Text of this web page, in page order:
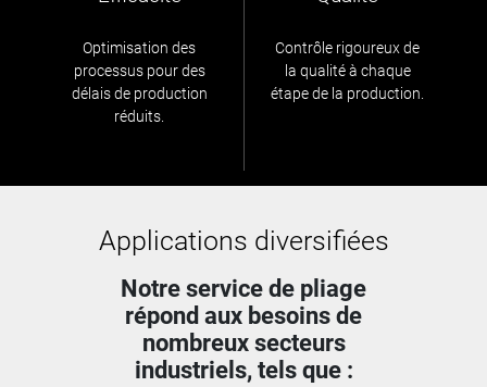
Optimisation des
processus pour des
délais de production
réduits.
Contrôle rigoureux de
la qualité à chaque
étape de la production.
Applications diversifiées
Notre service de pliage
répond aux besoins de
nombreux secteurs
industriels, tels que :